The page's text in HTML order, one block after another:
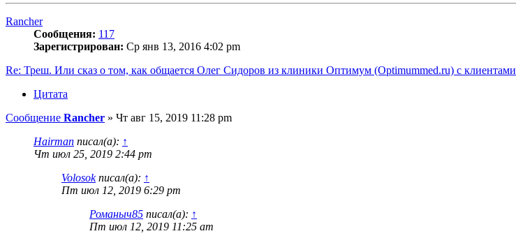
Rancher
Сообщения: 117
Зарегистрирован: Ср янв 13, 2016 4:02 pm
Re: Треш. Или сказ о том, как общается Олег Сидоров из клиники Оптимум (Optimummed.ru) с клиентами
Цитата
Сообщение Rancher » Чт авг 15, 2019 11:28 pm
Hairman писал(а): ↑
Чт июл 25, 2019 2:44 pm
Volosokписал(а): ↑
Пт июл 12, 2019 6:29 pm
Романыч85 писал(а): ↑
Пт июл 12, 2019 11:25 am